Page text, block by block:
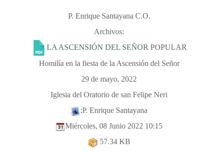
P. Enrique Santayana C.O.
Archivos:
LA ASCENSIÓN DEL SEÑOR POPULAR
Homilía en la fiesta de la Ascensión del Señor
29 de mayo, 2022
Iglesia del Oratorio de san Felipe Neri
;P. Enrique Santayana
Miércoles, 08 Junio 2022 10:15
57.34 KB